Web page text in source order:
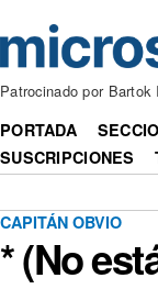
Patrocinado por Bartok
PORTADA
SUSCRIPCIONES
CAPITÁN OBVIO
* (No